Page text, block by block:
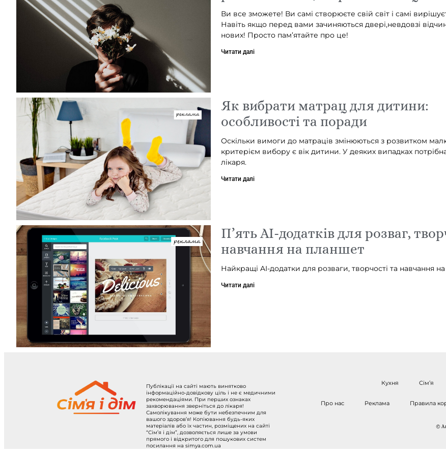
Ви все зможете! Ви самі створюєте свій світ і самі
Навіть якщо перед вами зачиняються двері,невдовзі
нових! Просто пам’ятайте про це!
Читати далі
Як вибрати матрац для дитини:
особливості та поради
Оскільки вимоги до матраців змінюються з розвитком
критерієм вибору є вік дитини. У деяких випадках
лікаря.
Читати далі
П’ять AI-додатків для розваг,
навчання на планшет
Найкращі AI-додатки для розваги, творчості та навчання
Читати далі
Публікації на сайті мають винятково
інформаційно-довідкову ціль і не є медичними
рекомендаціями. При перших ознаках
захворювання зверніться до лікаря!
Самолікування може бути небезпечним для
вашого здоров’я! Копіювання будь-яких
матеріалів або їх частин, розміщених на сайті
“Сім’я і дім”, дозволяється лише за умови
прямого і відкритого для пошукових систем
посилання на simya.com.ua
Кухня Сім’я
Про нас Реклама Правила
©